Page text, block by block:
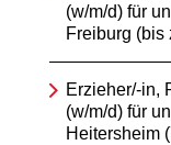
(w/m/d) für
Freiburg (bis
Erzieher/-in,
(w/m/d) für
Heitersheim